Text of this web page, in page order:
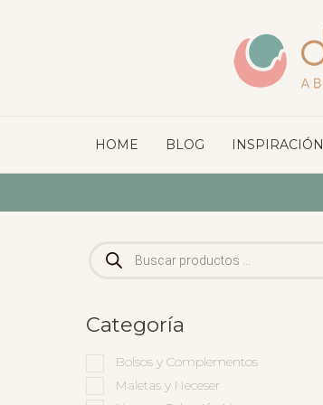
HOME BLOG INSPIRACIÓN
productos
Categoría
Bolsos y Complementos
Maletas y Neceser